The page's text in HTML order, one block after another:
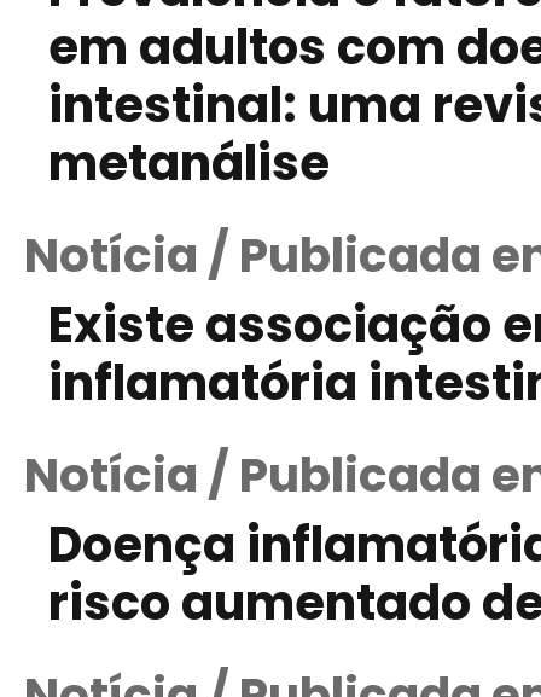
em adultos com
intestinal: uma
metanálise
Notícia / Publicada
Existe associação
inflamatória
Notícia / Publicada
Doença
risco aumentado